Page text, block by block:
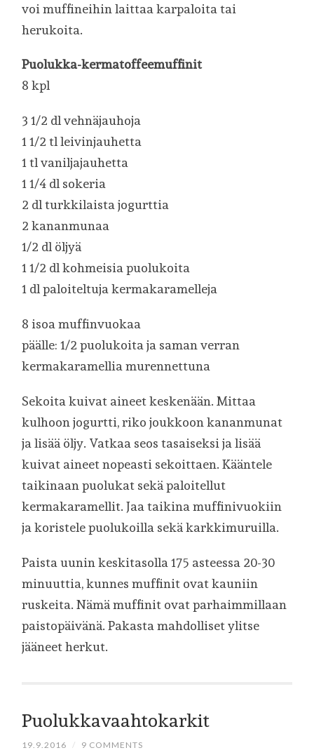
voi muffineihin laittaa karpaloita tai
herukoita.
Puolukka-kermatoffeemuffinit
8 kpl
3 1/2 dl vehnäjauhoja
1 1/2 tl leivinjauhetta
1 tl vaniljajauhetta
1 1/4 dl sokeria
2 dl turkkilaista jogurttia
2 kananmunaa
1/2 dl öljyä
1 1/2 dl kohmeisia puolukoita
1 dl paloiteltuja kermakaramelleja
8 isoa muffinvuokaa
päälle: 1/2 puolukoita ja saman verran
kermakaramellia murennettuna
Sekoita kuivat aineet keskenään. Mittaa
kulhoon jogurtti, riko joukkoon kananmunat
ja lisää öljy. Vatkaa seos tasaiseksi ja lisää
kuivat aineet nopeasti sekoittaen. Kääntele
taikinaan puolukat sekä paloitellut
kermakaramellit. Jaa taikina muffinivuokiin
ja koristele puolukoilla sekä karkkimuruilla.
Paista uunin keskitasolla 175 asteessa 20-30
minuuttia, kunnes muffinit ovat kauniin
ruskeita. Nämä muffinit ovat parhaimmillaan
paistopäivänä. Pakasta mahdolliset ylitse
jääneet herkut.
Puolukkavaahtokarkit
19.9.2016 / 9 COMMENTS